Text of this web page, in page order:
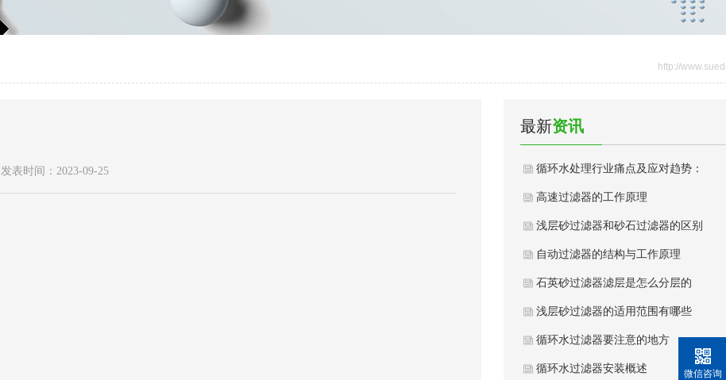
http://
发表时间：2023-09-25
最新资讯
循环水处理行业痛点及应对趋势：
高速过滤器的工作原理
浅层砂过滤器和砂石过滤器的区别
自动过滤器的结构与工作原理
石英砂过滤器滤层是怎么分层的
浅层砂过滤器的适用范围有哪些
循环水过滤器要注意的地方
循环水过滤器安装概述 微信咨询